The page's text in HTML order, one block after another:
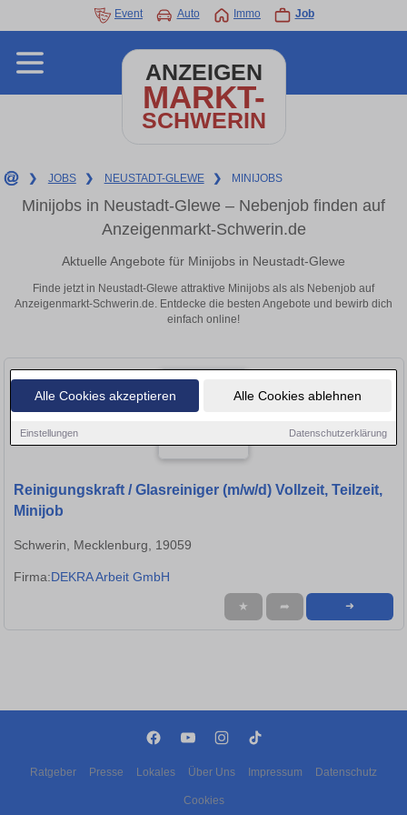
Alle Cookies akzeptieren Alle Cookies ablehnen
Einstellungen Datenschutzerklärung
Event Auto Immo Job
ANZEIGEN
MARKT-
SCHWERIN
❯ JOBS ❯ NEUSTADT-GLEWE ❯ MINIJOBS
Minijobs in Neustadt-Glewe – Nebenjob finden auf
Anzeigenmarkt-Schwerin.de
Aktuelle Angebote für Minijobs in Neustadt-Glewe
Finde jetzt in Neustadt-Glewe attraktive Minijobs als als Nebenjob auf
Anzeigenmarkt-Schwerin.de. Entdecke die besten Angebote und bewirb dich
einfach online!
Reinigungskraft / Glasreiniger (m/w/d) Vollzeit, Teilzeit,
Minijob
Schwerin, Mecklenburg, 19059
Firma:DEKRA Arbeit GmbH
★ ➦ ➜
Ratgeber Presse Lokales Über Uns Impressum Datenschutz
Cookies